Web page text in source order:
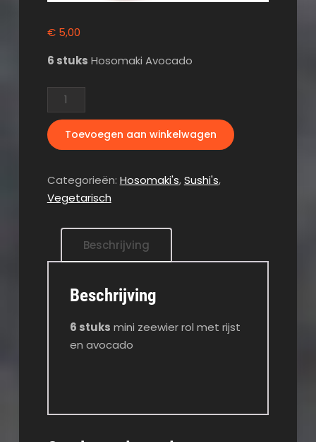
€5,00
6 stuks Hosomaki Avocado
Hosomaki
Avocado
aantal
Toevoegen aan winkelwagen
Categorieën: Hosomaki's,Sushi's,
Vegetarisch
Beschrijving
Beschrijving
6 stuks mini zeewier rol met rijst
en avocado